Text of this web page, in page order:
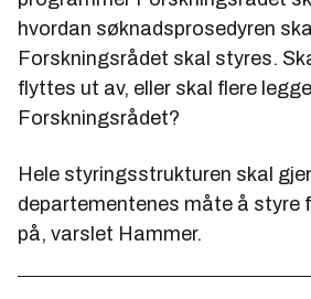
hvordan søknadsprosedyren
Forskningsrådet skal styres.
flyttes ut av, eller skal flere
Forskningsrådet?
Hele styringsstrukturen skal
departementenes måte å styre
på, varslet Hammer.